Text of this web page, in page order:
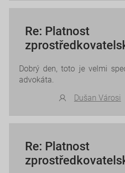
Re: Platnost
Dobrý den, toto je velmi
advokáta.
Dušan Városi
Re: Platnost